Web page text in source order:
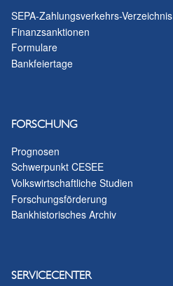
SEPA-Zahlungsverkehrs-Verzeichnis
Finanzsanktionen
Formulare
Bankfeiertage
FORSCHUNG
Prognosen
Schwerpunkt CESEE
Volkswirtschaftliche Studien
Forschungsförderung
Bankhistorisches Archiv
SERVICECENTER